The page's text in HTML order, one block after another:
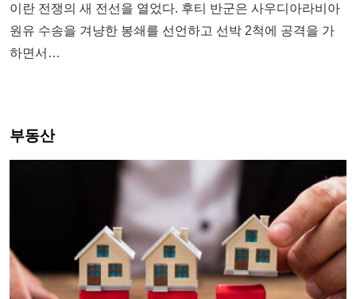
이란 전쟁의 새 전선을 열었다. 후티 반군은 사우디아라비아
원유 수송을 겨냥한 봉쇄를 선언하고 선박 2척에 공격을 가
하면서…
부동산